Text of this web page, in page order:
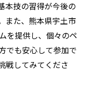
手教室で学ぶ心
化
の効果
本技の習得が今後の
また、熊本県宇土市
を提供し、個々のペ
でも安心して参加で
戦してみてくださ